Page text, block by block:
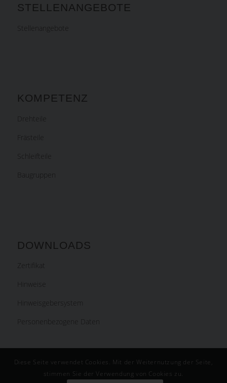
STELLENANGEBOTE
Stellenangebote
KOMPETENZ
Drehteile
Frästeile
Schleifteile
Baugruppen
DOWNLOADS
Zertifikat
Hinweise
Hinweisgebersystem
Personenbezogene Daten
Diese Seite verwendet Cookies. Mit der Weiternutzung der Seite,
stimmen Sie der Verwendung von Cookies zu.